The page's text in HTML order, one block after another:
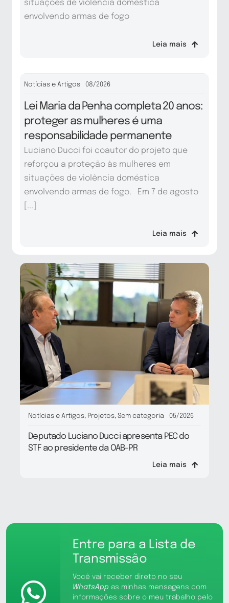
situações de violência doméstica
envolvendo armas de fogo
Leia mais
Notícias e Artigos 08/2026
Lei Maria da Penha completa 20 anos:
proteger as mulheres é uma
responsabilidade permanente
Luciano Ducci foi coautor do projeto que
reforçou a proteção às mulheres em
situações de violência doméstica
envolvendo armas de fogo. Em 7 de agosto
[...]
Leia mais
Notícias e Artigos, Projetos,Sem categoria 05/2026
Deputado Luciano Ducci apresenta PEC do
STF ao presidente da OAB-PR
Leia mais
Entre para a Lista de
Transmissão
Você vai receber direto no seu
WhatsApp as minhas mensagens com
informações sobre o meu trabalho pelo